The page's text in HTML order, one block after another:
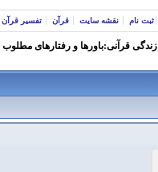
ثبت نام نقشه سایت قرآن تفسیر قرآن
زندگی قرآنی:باورها و رفتارهای